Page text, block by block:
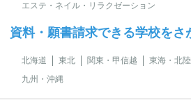
エステ・ネイル・リラクゼーション
資料・願書請求できる学校をさ
北海道 東北 関東・甲信越 東海・北陸
九州・沖縄